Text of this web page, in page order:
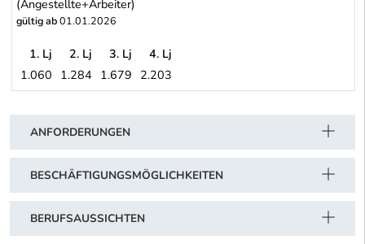
(Angestellte+Arbeiter)
gültig ab01.01.2026
WIEN - Stadtwerke: Energieversorgung (Strom, Gas), Mobilität
1. Lj 2. Lj 3. Lj
4. Lj
1.060 1.284 1.679 2.203
ANFORDERUNGEN
BESCHÄFTIGUNGSMÖGLICHKEITEN
BERUFSAUSSICHTEN